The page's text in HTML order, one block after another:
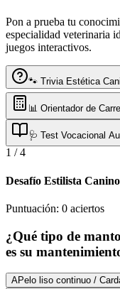
Pon a prueba tu
especialidad veterinaria
juegos interactivos.
🐾 Trivia Estética
📊 Orientador de
🩺 Test Vocacional
1 /4
Desafío Estilista Canino
Puntuación: 0 aciertos
¿Qué tipo de
es su
APelo liso continuo /